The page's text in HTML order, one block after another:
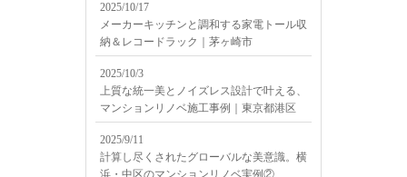
2025/10/17
メーカーキッチンと調和する家電トール収
納＆レコードラック｜茅ヶ崎市
2025/10/3
上質な統一美とノイズレス設計で叶える、
マンションリノベ施工事例｜東京都港区
2025/9/11
計算し尽くされたグローバルな美意識。横